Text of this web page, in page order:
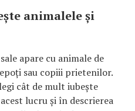
animalele și
apare cu animale de
sau copiii prietenilor.
cât de mult iubește
lucru și în descrierea